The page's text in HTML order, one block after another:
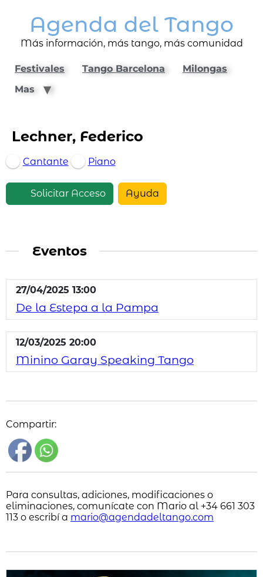
Agenda del Tango
Más información, más tango, más comunidad
Festivales Tango Barcelona
Milongas
Mas
Lechner, Federico
Cantante Piano
Solicitar Acceso Ayuda
Eventos
27/04/2025 13:00
De la Estepa a la Pampa
12/03/2025 20:00
Minino Garay Speaking Tango
Compartir:
Para consultas, adiciones, modificaciones o
eliminaciones, comunícate con Mario al +34 661 303
113 o escribí a mario@agendadeltango.com